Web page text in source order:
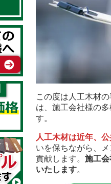
この度は人工木材
は、施工会社様の
す。
人工木材は近年、
いを保ちながら、
貢献します。 施工
いたします。